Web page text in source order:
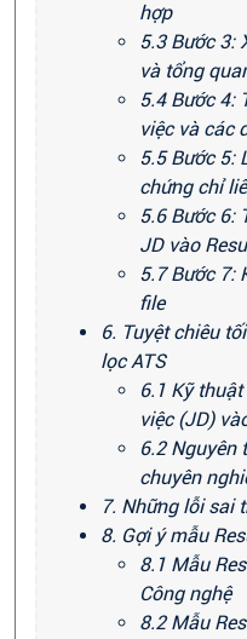
hợp
5.3 Bước 3:
và tổng
5.4 Bước 4:
việc và các
5.5 Bước 5:
chứng chỉ
5.6 Bước 6:
JD vào
5.7 Bước 7:
file
6. Tuyệt chiêu
lọc ATS
6.1 Kỹ
việc (JD)
6.2 Nguyên
chuyên
7. Những lỗi sai
8. Gợi ý mẫu
8.1 Mẫu
Công nghệ
8.2 Mẫu